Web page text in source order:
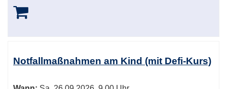
Notfallmaßnahmen am Kind (mit Defi-Kurs)